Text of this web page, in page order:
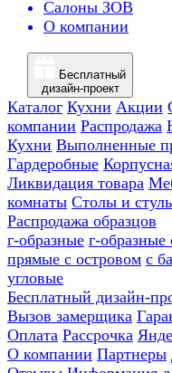
Салоны ЗОВ
О компании
Бесплатный
дизайн-проект
Каталог Кухни Акции
компании Распродажа
Кухни Выполненные
Гардеробные
Ликвидация товара
комнаты Столы и
Распродажа образцов
г-образные г-образные
прямые с островом с
угловые
Бесплатный дизайн-
Вызов замерщика
Оплата Рассрочка
О компании Партнеры